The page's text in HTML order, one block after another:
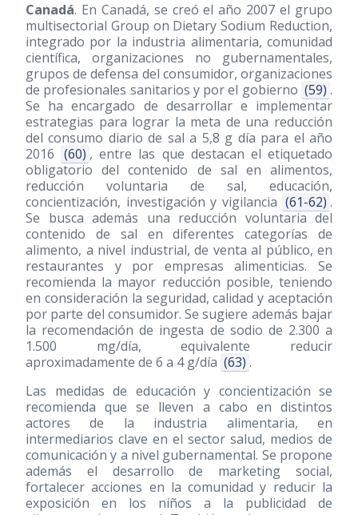
Canadá. En Canadá, se creó el año 2007 el grupo
multisectorial Group on Dietary Sodium Reduction,
integrado por la industria alimentaria, comunidad
científica, organizaciones no gubernamentales,
grupos de defensa del consumidor, organizaciones
de profesionales sanitarios y por el gobierno (59) .
Se ha encargado de desarrollar e implementar
estrategias para lograr la meta de una reducción
del consumo diario de sal a 5,8 g día para el año
2016 (60) , entre las que destacan el etiquetado
obligatorio del contenido de sal en alimentos,
reducción voluntaria de sal, educación,
concientización, investigación y vigilancia (61-62) .
Se busca además una reducción voluntaria del
contenido de sal en diferentes categorías de
alimento, a nivel industrial, de venta al público, en
restaurantes y por empresas alimenticias. Se
recomienda la mayor reducción posible, teniendo
en consideración la seguridad, calidad y aceptación
por parte del consumidor. Se sugiere además bajar
la recomendación de ingesta de sodio de 2.300 a
1.500 mg/día, equivalente reducir
aproximadamente de 6 a 4 g/día (63) .
Las medidas de educación y concientización se
recomienda que se lleven a cabo en distintos
actores de la industria alimentaria, en
intermediarios clave en el sector salud, medios de
comunicación y a nivel gubernamental. Se propone
además el desarrollo de marketing social,
fortalecer acciones en la comunidad y reducir la
exposición en los niños a la publicidad de